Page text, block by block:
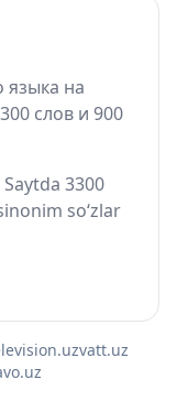
языка на
слов и 900
3300
so‘zlar
vatt.uz